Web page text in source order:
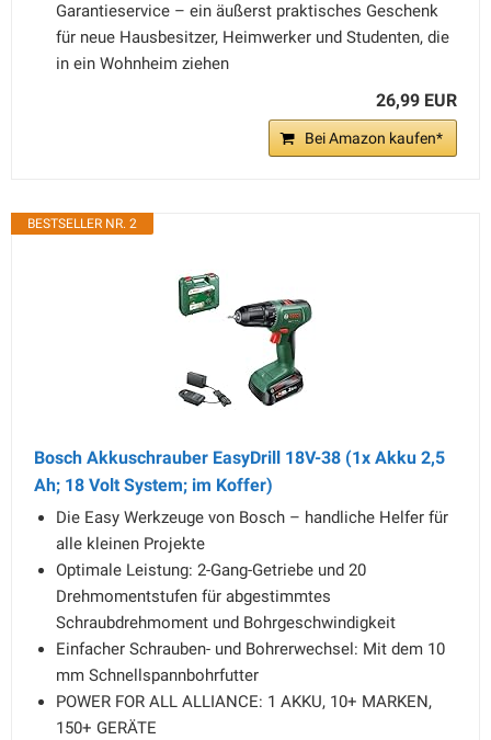
Garantieservice – ein äußerst praktisches Geschenk
für neue Hausbesitzer, Heimwerker und Studenten, die
in ein Wohnheim ziehen
26,99 EUR
Bei Amazon kaufen*
BESTSELLER NR. 2
Bosch Akkuschrauber EasyDrill 18V-38 (1x Akku 2,5
Ah; 18 Volt System; im Koffer)
Die Easy Werkzeuge von Bosch – handliche Helfer für
alle kleinen Projekte
Optimale Leistung: 2-Gang-Getriebe und 20
Drehmomentstufen für abgestimmtes
Schraubdrehmoment und Bohrgeschwindigkeit
Einfacher Schrauben- und Bohrerwechsel: Mit dem 10
mm Schnellspannbohrfutter
POWER FOR ALL ALLIANCE: 1 AKKU, ​10+ MARKEN, ​
150+ GERÄTE